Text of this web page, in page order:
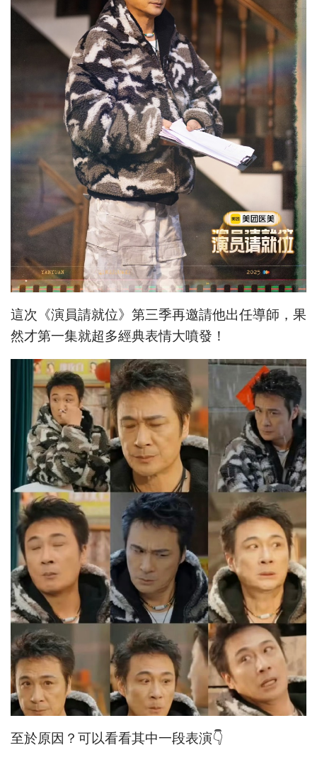
這次《演員請就位》第三季再邀請他出任導師，果
然才第一集就超多經典表情大噴發！
至於原因？可以看看其中一段表演👇